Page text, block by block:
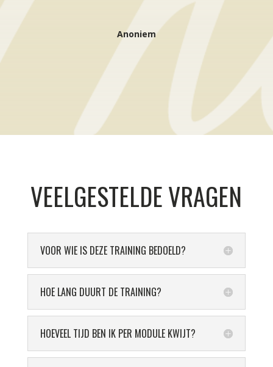
Anoniem
VEELGESTELDE VRAGEN
VOOR WIE IS DEZE TRAINING BEDOELD?
HOE LANG DUURT DE TRAINING?
HOEVEEL TIJD BEN IK PER MODULE KWIJT?